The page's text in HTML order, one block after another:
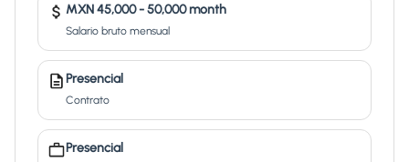
MXN 45,000 - 50,000 month
Salario bruto mensual
Presencial
Contrato
Presencial